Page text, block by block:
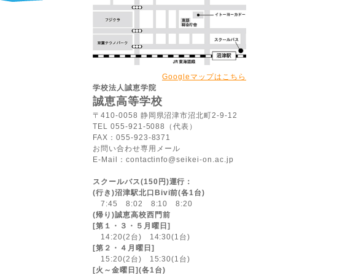
Googleマップはこちら
学校法人誠恵学院
誠恵高等学校
〒410-0058 静岡県沼津市沼北町2-9-12
TEL 055-921-5088（代表）
FAX：055-923-8371
お問い合わせ専用メール
E-Mail：contactinfo@seikei-on.ac.jp
スクールバス(150円)運行：
(行き)沼津駅北口Bivi前(各1台)
7:45 8:02 8:10 8:20
(帰り)誠恵高校西門前
[第１・３・５月曜日]
14:20(2台) 14:30(1台)
[第２・４月曜日]
15:20(2台) 15:30(1台)
[火～金曜日](各1台)